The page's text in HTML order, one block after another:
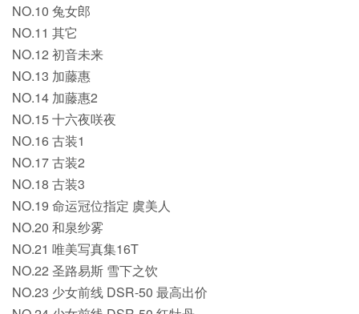
NO.10 兔女郎
NO.11 其它
NO.12 初音未来
NO.13 加藤惠
NO.14 加藤惠2
NO.15 十六夜咲夜
NO.16 古装1
NO.17 古装2
NO.18 古装3
NO.19 命运冠位指定 虞美人
NO.20 和泉纱雾
NO.21 唯美写真集16T
NO.22 圣路易斯 雪下之饮
NO.23 少女前线 DSR-50 最高出价